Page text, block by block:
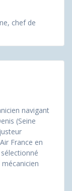
chef de
navigant
(Seine
France en